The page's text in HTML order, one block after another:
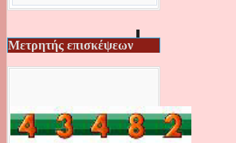
Μετρητής επισκέψεων